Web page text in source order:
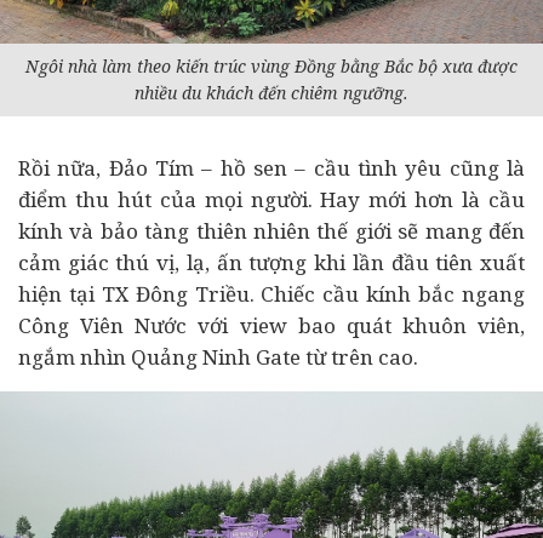
Ngôi nhà làm theo kiến trúc vùng Đồng bằng Bắc bộ xưa được
nhiều du khách đến chiêm ngưỡng.
Rồi nữa, Đảo Tím – hồ sen – cầu tình yêu cũng là
điểm thu hút của mọi người. Hay mới hơn là cầu
kính và bảo tàng thiên nhiên thế giới sẽ mang đến
cảm giác thú vị, lạ, ấn tượng khi lần đầu tiên xuất
hiện tại TX Đông Triều. Chiếc cầu kính bắc ngang
Công Viên Nước với view bao quát khuôn viên,
ngắm nhìn Quảng Ninh Gate từ trên cao.